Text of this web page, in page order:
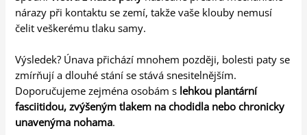
nárazy při kontaktu se zemí, takže vaše klouby nemusí
čelit veškerému tlaku samy.
Výsledek? Únava přichází mnohem později, bolesti paty se
zmírňují a dlouhé stání se stává snesitelnějším.
Doporučujeme zejména osobám s lehkou plantární
fasciitidou, zvýšeným tlakem na chodidla nebo chronicky
unavenýma nohama.